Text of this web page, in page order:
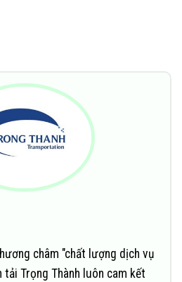
châm "chất lượng dịch vụ
tải Trọng Thành luôn cam kết